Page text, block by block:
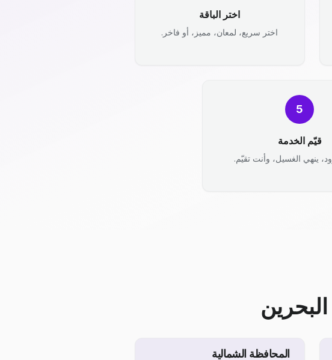
اختر الباقة
اختر سريع، لمعان، مميز، أو فاخر.
5
قيّم الخدمة
ينهي الغسيل، وأنت تقيّم.
البحرين
المحافظة الشمالية